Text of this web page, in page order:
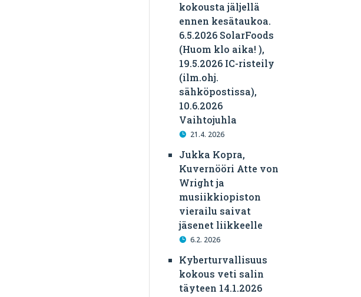
kokousta jäljellä
ennen kesätaukoa.
6.5.2026 SolarFoods
(Huom klo aika! ),
19.5.2026 IC-risteily
(ilm.ohj.
sähköpostissa),
10.6.2026
Vaihtojuhla
21.4. 2026
Jukka Kopra,
Kuvernööri Atte von
Wright ja
musiikkiopiston
vierailu saivat
jäsenet liikkeelle
6.2. 2026
Kyberturvallisuus
kokous veti salin
täyteen 14.1.2026